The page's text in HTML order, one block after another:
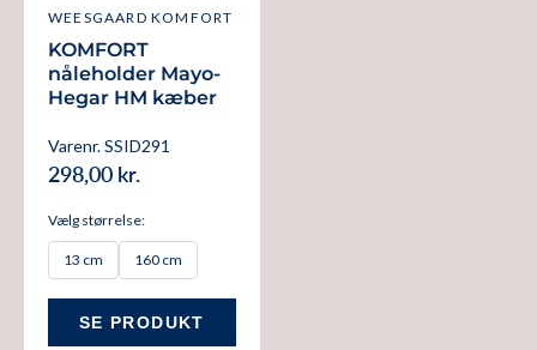
WEESGAARD KOMFORT
KOMFORT
nåleholder Mayo-
Hegar HM kæber
Varenr. SSID291
298,00 kr.
Vælg størrelse:
13 cm 160 cm
SE PRODUKT